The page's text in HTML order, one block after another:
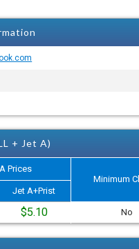
+ Jet A)
Prices
Minimum
Jet A+Prist
$5.10 No